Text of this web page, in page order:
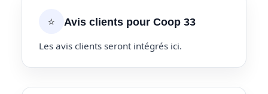
⭐ Avis clients pour Coop 33
Les avis clients seront intégrés ici.